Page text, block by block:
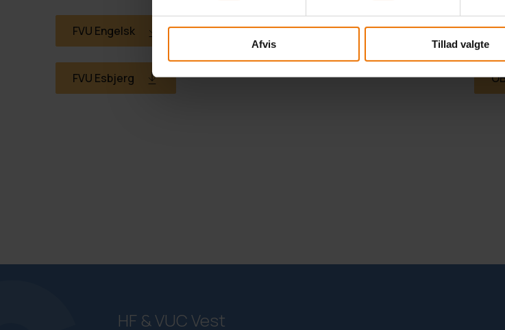
Afvis Tillad valgte
FVU Engelsk
FVU Esbjerg
HF & VUC Vest